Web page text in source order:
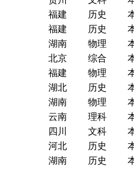
福建 历史
福建 历史
湖南 物理
北京 综合
福建 物理
湖北 历史
湖南 物理
云南 理科
四川 文科
河北 历史
湖南 历史